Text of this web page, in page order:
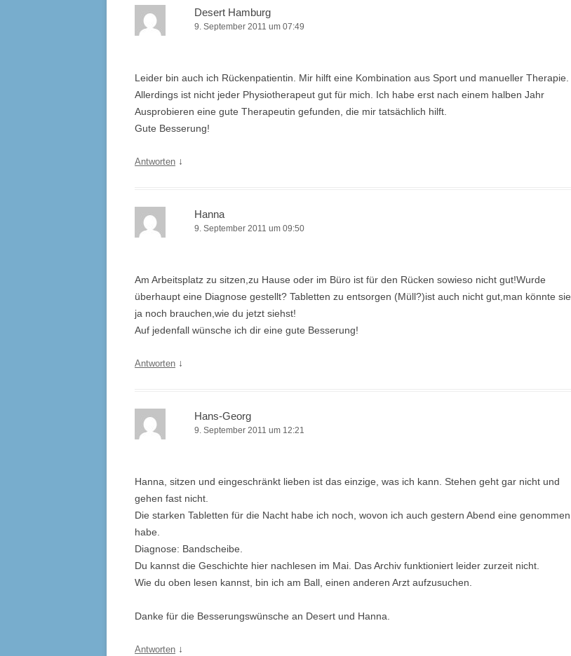
Desert Hamburg
9. September 2011 um 07:49
Leider bin auch ich Rückenpatientin. Mir hilft eine Kombination aus Sport und manueller Therapie.
Allerdings ist nicht jeder Physiotherapeut gut für mich. Ich habe erst nach einem halben Jahr
Ausprobieren eine gute Therapeutin gefunden, die mir tatsächlich hilft.
Gute Besserung!
Antworten ↓
Hanna
9. September 2011 um 09:50
Am Arbeitsplatz zu sitzen,zu Hause oder im Büro ist für den Rücken sowieso nicht gut!Wurde
überhaupt eine Diagnose gestellt? Tabletten zu entsorgen (Müll?)ist auch nicht gut,man könnte sie
ja noch brauchen,wie du jetzt siehst!
Auf jedenfall wünsche ich dir eine gute Besserung!
Antworten ↓
Hans-Georg
9. September 2011 um 12:21
Hanna, sitzen und eingeschränkt lieben ist das einzige, was ich kann. Stehen geht gar nicht und
gehen fast nicht.
Die starken Tabletten für die Nacht habe ich noch, wovon ich auch gestern Abend eine genommen
habe.
Diagnose: Bandscheibe.
Du kannst die Geschichte hier nachlesen im Mai. Das Archiv funktioniert leider zurzeit nicht.
Wie du oben lesen kannst, bin ich am Ball, einen anderen Arzt aufzusuchen.
Danke für die Besserungswünsche an Desert und Hanna.
Antworten ↓